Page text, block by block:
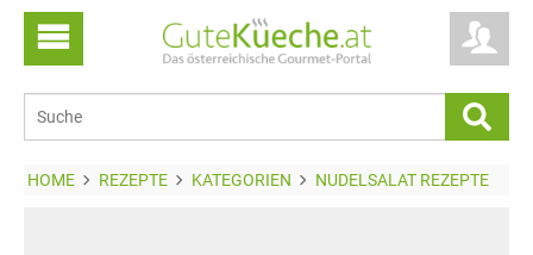
HOME REZEPTE KATEGORIEN NUDELSALAT REZEPTE